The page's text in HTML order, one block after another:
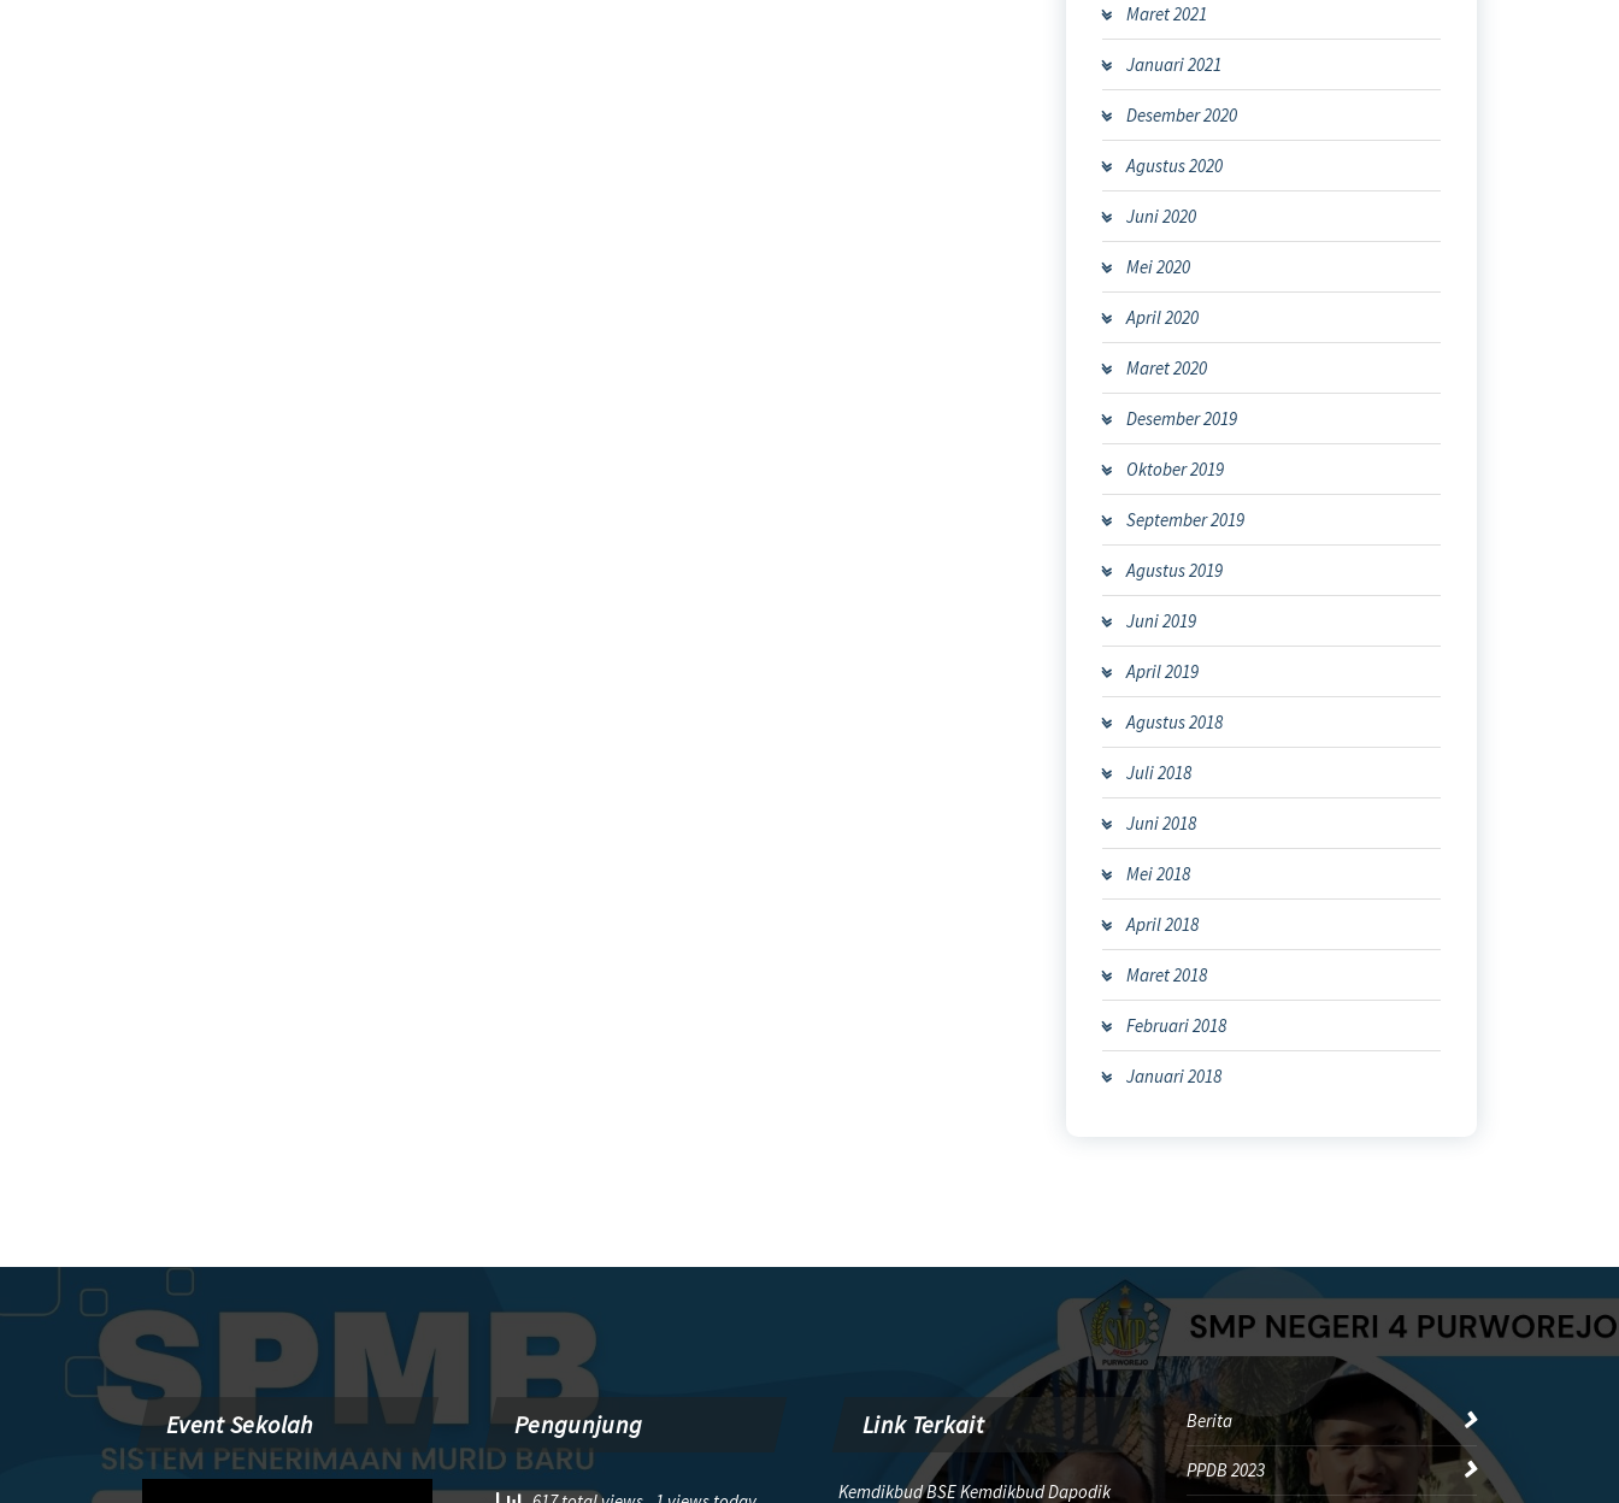
Maret 2021
Januari 2021
Desember 2020
Agustus 2020
Juni 2020
Mei 2020
April 2020
Maret 2020
Desember 2019
Oktober 2019
September 2019
Agustus 2019
Juni 2019
April 2019
Agustus 2018
Juli 2018
Juni 2018
Mei 2018
April 2018
Maret 2018
Februari 2018
Januari 2018
Event Sekolah
Pemutar
Pengunjung Link Terkait
Kemdikbud BSE Kemdikbud Dapodik
Berita
PPDB 2023